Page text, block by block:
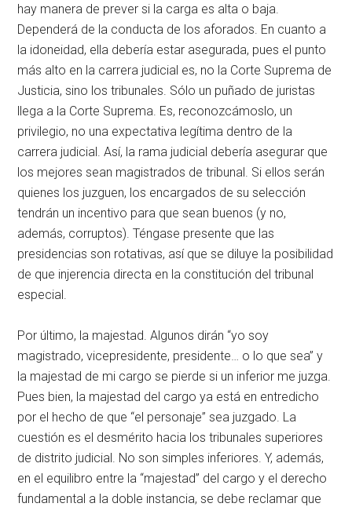
hay manera de prever si la carga es alta o baja.
Dependerá de la conducta de los aforados. En cuanto a
la idoneidad, ella debería estar asegurada, pues el punto
más alto en la carrera judicial es, no la Corte Suprema de
Justicia, sino los tribunales. Sólo un puñado de juristas
llega a la Corte Suprema. Es, reconozcámoslo, un
privilegio, no una expectativa legítima dentro de la
carrera judicial. Así, la rama judicial debería asegurar que
los mejores sean magistrados de tribunal. Si ellos serán
quienes los juzguen, los encargados de su selección
tendrán un incentivo para que sean buenos (y no,
además, corruptos). Téngase presente que las
presidencias son rotativas, así que se diluye la posibilidad
de que injerencia directa en la constitución del tribunal
especial.
Por último, la majestad. Algunos dirán “yo soy
magistrado, vicepresidente, presidente… o lo que sea” y
la majestad de mi cargo se pierde si un inferior me juzga.
Pues bien, la majestad del cargo ya está en entredicho
por el hecho de que “el personaje” sea juzgado. La
cuestión es el desmérito hacia los tribunales superiores
de distrito judicial. No son simples inferiores. Y, además,
en el equilibro entre la “majestad” del cargo y el derecho
fundamental a la doble instancia, se debe reclamar que